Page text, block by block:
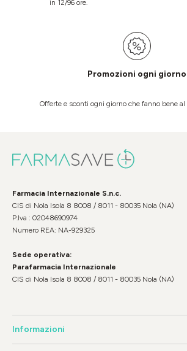
in 12/96 ore.
Promozioni ogni giorno
Offerte e sconti ogni giorno che fanno bene
Farmacia Internazionale S.n.c.
CIS di Nola Isola 8 8008 / 8011 - 80035 Nola (NA)
P.Iva : 02048690974
Numero REA: NA-929325
Sede operativa:
Parafarmacia Internazionale
CIS di Nola Isola 8 8008 / 8011 - 80035 Nola (NA)
Informazioni